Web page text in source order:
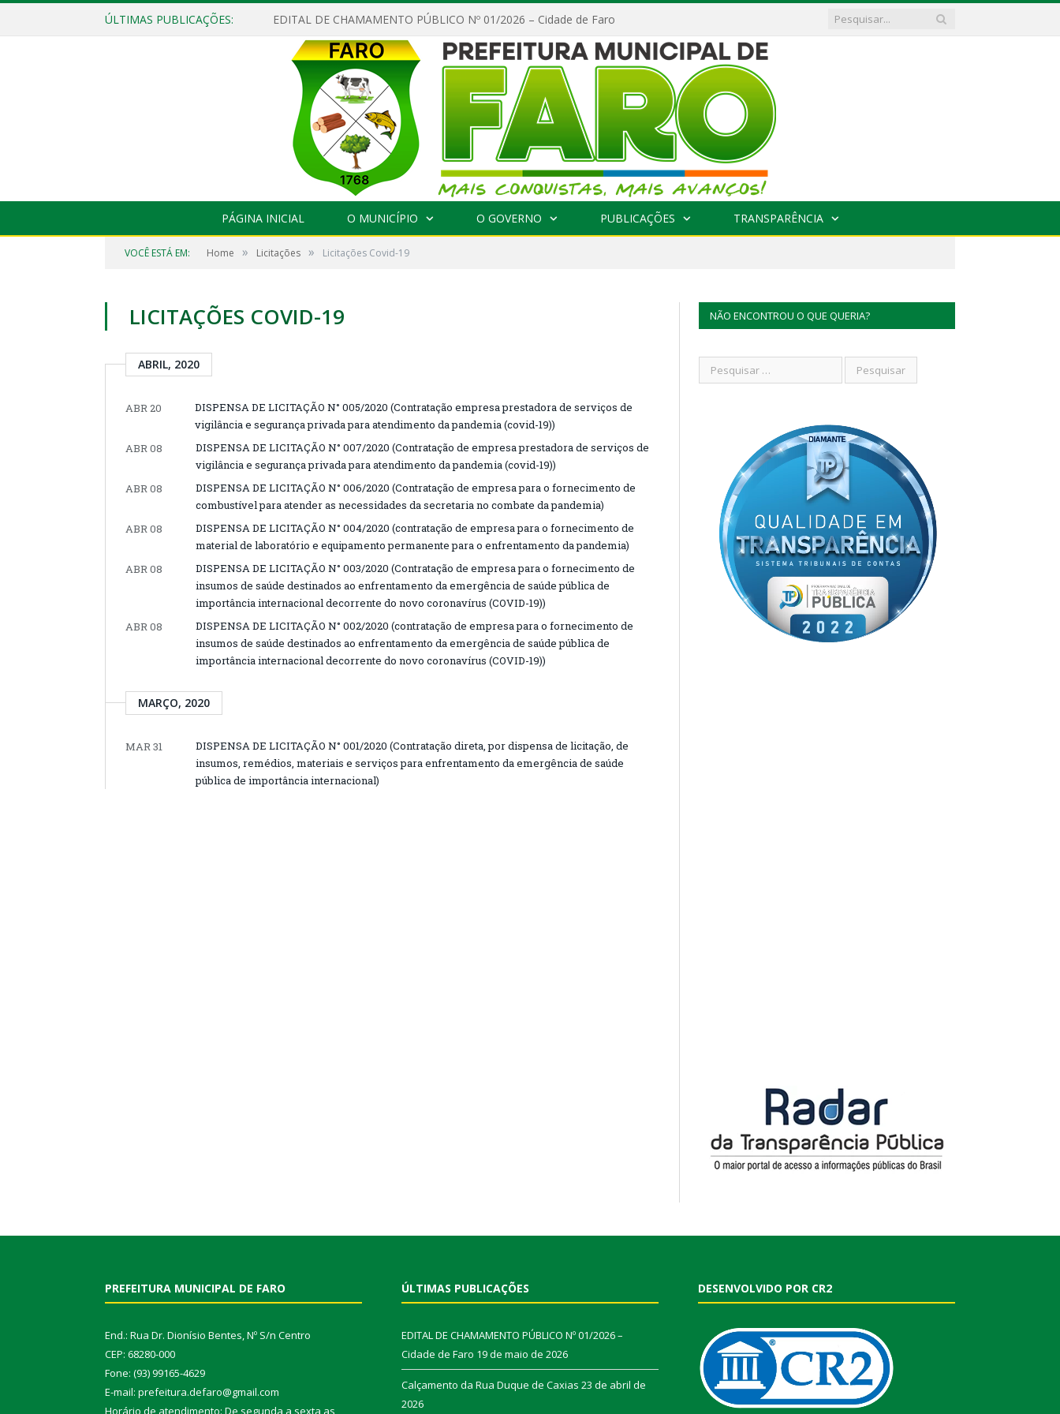
ÚLTIMAS PUBLICAÇÕES: EDITAL DE CHAMAMENTO PÚBLICO Nº 01/2026 – Cidade de Faro
PÁGINA INICIAL O MUNICÍPIO O GOVERNO PUBLICAÇÕES TRANSPARÊNCIA
VOCÊ ESTÁ EM: Home » Licitações » Licitações Covid-19
LICITAÇÕES COVID-19
ABRIL, 2020
ABR 20
DISPENSA DE LICITAÇÃO N° 005/2020 (Contratação empresa prestadora de serviços de
vigilância e segurança privada para atendimento da pandemia (covid-19))
ABR 08
DISPENSA DE LICITAÇÃO N° 007/2020 (Contratação de empresa prestadora de serviços de
vigilância e segurança privada para atendimento da pandemia (covid-19))
ABR 08
DISPENSA DE LICITAÇÃO N° 006/2020 (Contratação de empresa para o fornecimento de
combustível para atender as necessidades da secretaria no combate da pandemia)
ABR 08
DISPENSA DE LICITAÇÃO N° 004/2020 (contratação de empresa para o fornecimento de
material de laboratório e equipamento permanente para o enfrentamento da pandemia)
ABR 08
DISPENSA DE LICITAÇÃO N° 003/2020 (Contratação de empresa para o fornecimento de
insumos de saúde destinados ao enfrentamento da emergência de saúde pública de
importância internacional decorrente do novo coronavírus (COVID-19))
ABR 08
DISPENSA DE LICITAÇÃO N° 002/2020 (contratação de empresa para o fornecimento de
insumos de saúde destinados ao enfrentamento da emergência de saúde pública de
importância internacional decorrente do novo coronavírus (COVID-19))
MARÇO, 2020
MAR 31
DISPENSA DE LICITAÇÃO N° 001/2020 (Contratação direta, por dispensa de licitação, de
insumos, remédios, materiais e serviços para enfrentamento da emergência de saúde
pública de importância internacional)
NÃO ENCONTROU O QUE QUERIA?
PREFEITURA MUNICIPAL DE FARO
End.: Rua Dr. Dionísio Bentes, Nº S/n Centro
CEP: 68280-000
Fone: (93) 99165-4629
E-mail: prefeitura.defaro@gmail.com
Horário de atendimento: De segunda a sexta as
ÚLTIMAS PUBLICAÇÕES
EDITAL DE CHAMAMENTO PÚBLICO Nº 01/2026 –
Cidade de Faro 19 de maio de 2026
Calçamento da Rua Duque de Caxias 23 de abril de
2026
DESENVOLVIDO POR CR2